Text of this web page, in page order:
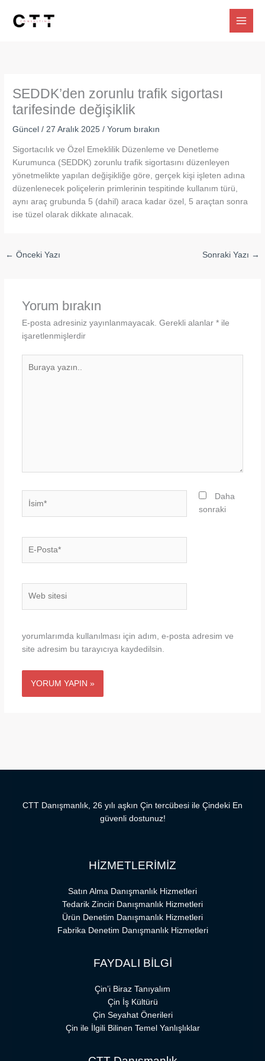
SEDDK’den zorunlu trafik sigortası
tarifesinde değişiklik
Güncel /27 Aralık 2025/Yorum bırakın
Sigortacılık ve Özel Emeklilik Düzenleme ve Denetleme
Kurumunca (SEDDK) zorunlu trafik sigortasını düzenleyen
yönetmelikte yapılan değişikliğe göre, gerçek kişi işleten adına
düzenlenecek poliçelerin primlerinin tespitinde kullanım türü,
aynı araç grubunda 5 (dahil) araca kadar özel, 5 araçtan sonra
ise tüzel olarak dikkate alınacak.
← Önceki Yazı Sonraki Yazı →
Yorum bırakın
E-posta adresiniz yayınlanmayacak. Gerekli alanlar *ile
işaretlenmişlerdir
Posta*
Daha
sonraki
yorumlarımda kullanılması için adım, e-posta adresim ve
site adresim bu tarayıcıya kaydedilsin.
CTT Danışmanlık, 26 yılı aşkın Çin tercübesi ile Çindeki En
güvenli dostunuz!
HİZMETLERİMİZ
Satın Alma Danışmanlık Hizmetleri
Tedarik Zinciri Danışmanlık Hizmetleri
Ürün Denetim Danışmanlık Hizmetleri
Fabrika Denetim Danışmanlık Hizmetleri
FAYDALI BİLGİ
Çin’i Biraz Tanıyalım
Çin İş Kültürü
Çin Seyahat Önerileri
Çin ile İlgili Bilinen Temel Yanlışlıklar